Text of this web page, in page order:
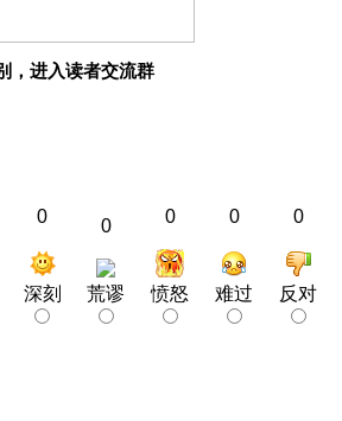
，进入读者交流群
0
深刻
0
荒谬
0
愤怒
0
难过
0
反对